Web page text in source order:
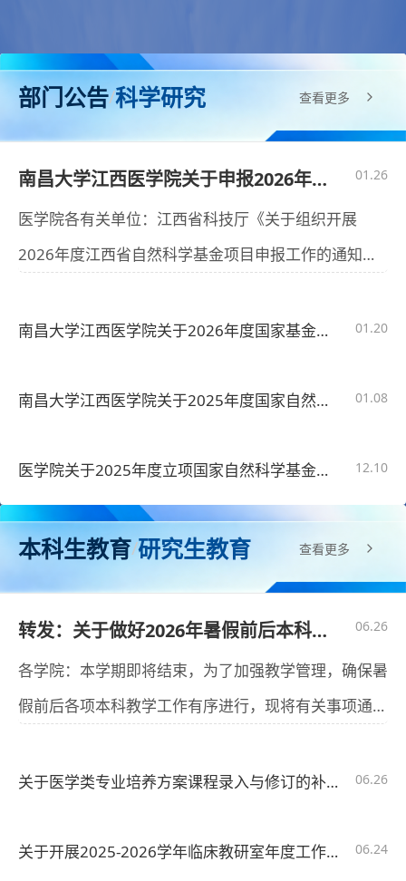
部门公告/科学研究 查看更多
南昌大学江西医学院关于申报2026年度江西省自然科学基金项目的通知 01.26
医学院各有关单位：江西省科技厅《关于组织开展
2026年度江西省自然科学基金项目申报工作的通知》
指南》...
南昌大学江西医学院关于2026年度国家基金项目申请与2025年度结题等有关事项的通知 01.20
南昌大学江西医学院关于2025年度国家自然科学基金项目结题财务决算预审核事项的通知 01.08
医学院关于2025年度立项国家自然科学基金提交计划任务书的通知 12.10
本科生教育/研究生教育 查看更多
转发：关于做好2026年暑假前后本科教学工作的通知 06.26
各学院：本学期即将结束，为了加强教学管理，确保暑
假前后各项本科教学工作有序进行，现将有关事项通知
时间2026年8月29日至9月13日。学生假期为2026年7
日，8月26日（星期三）开始上班。2026级新生报到
关于医学类专业培养方案课程录入与修订的补充通知 06.26
关于开展2025-2026学年临床教研室年度工作考核的通知 06.24